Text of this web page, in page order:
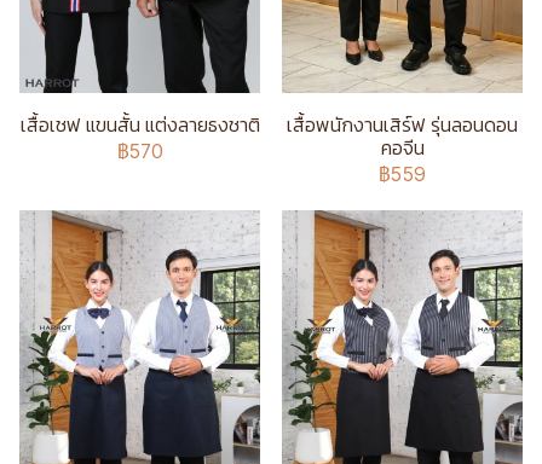
เสื้อเชฟ แขนสั้น แต่งลายธงชาติ
฿570
เสื้อพนักงานเสิร์ฟ รุ่นลอนดอน
คอจีน
฿559